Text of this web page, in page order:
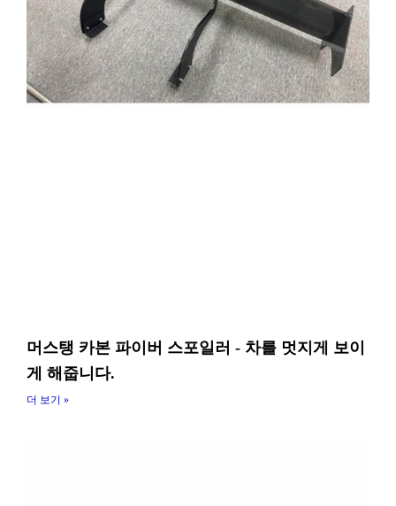
머스탱 카본 파이버 스포일러 - 차를 멋지게 보이
게 해줍니다.
더 보기 »